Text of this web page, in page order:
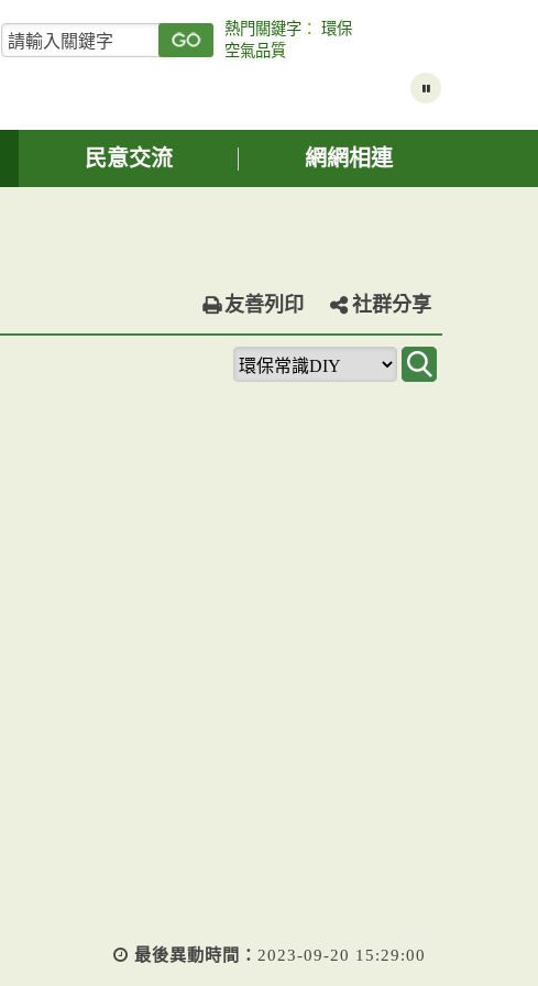
關
鍵
詢
熱門關鍵字 ：環保
空氣品質
民意交流 網網相連
友善列印 社群分享
最後異動時間： 2023-09-20 15:29:00